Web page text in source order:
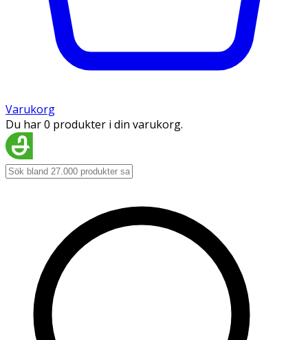
Varukorg
Du har 0 produkter i din varukorg.